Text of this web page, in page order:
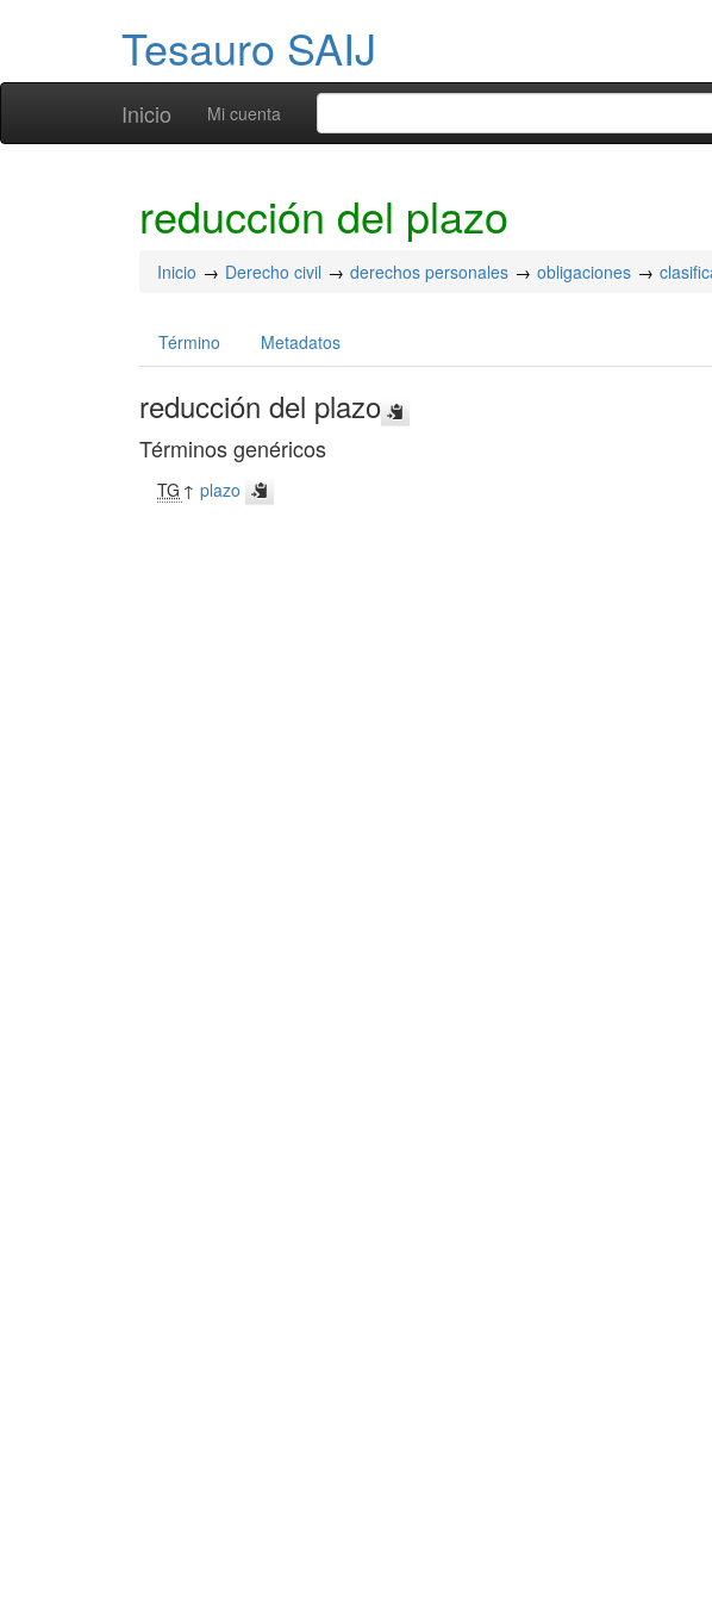
Tesauro SAIJ
Inicio Mi cuenta
reducción del plazo
Inicio Derecho civil derechos personales obligaciones
Término Metadatos
reducción del plazo
Términos genéricos
TG ↑plazo